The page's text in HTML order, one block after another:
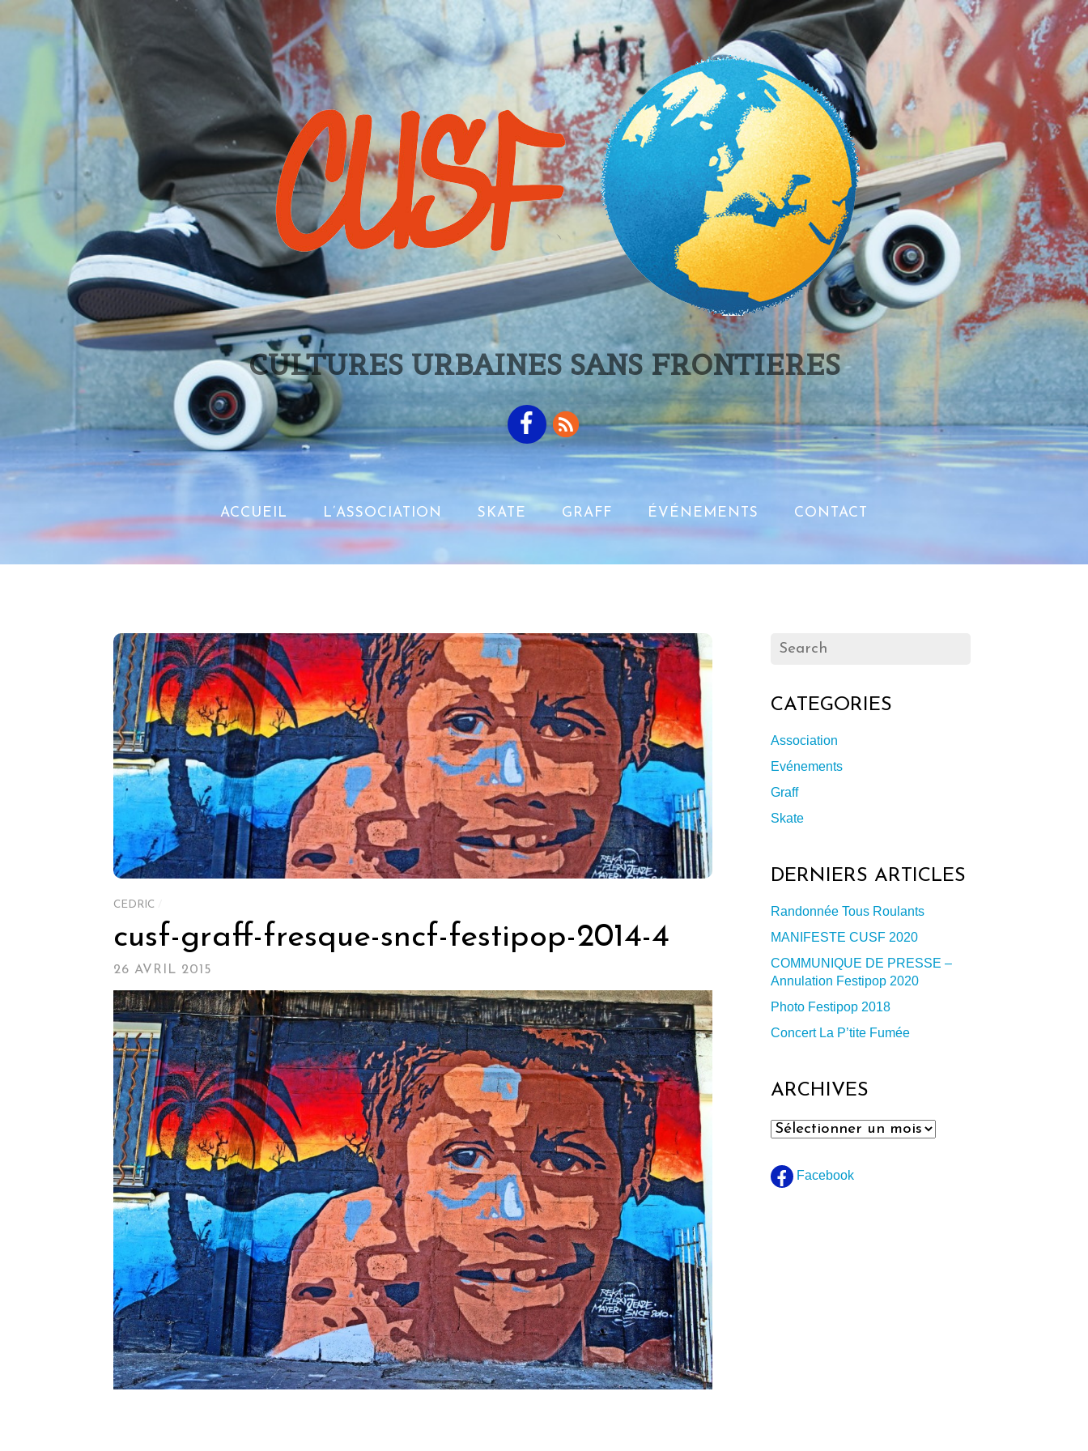
CULTURES URBAINES SANS FRONTIERES
ACCUEIL L’ASSOCIATION SKATE GRAFF ÉVÉNEMENTS CONTACT
CEDRIC
cusf-graff-fresque-sncf-festipop-2014-4
26 AVRIL 2015
CATEGORIES
Association
Evénements
Graff
Skate
DERNIERS ARTICLES
Randonnée Tous Roulants
MANIFESTE CUSF 2020
COMMUNIQUE DE PRESSE –
Annulation Festipop 2020
Photo Festipop 2018
Concert La P’tite Fumée
ARCHIVES
Archives
Facebook